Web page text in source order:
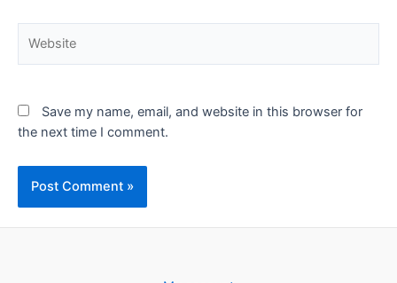
Save my name, email, and website in this browser for
the next time I comment.